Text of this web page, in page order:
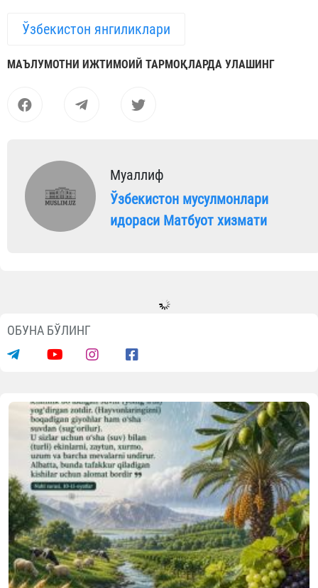
Ўзбекистон янгиликлари
МАЪЛУМОТНИ ИЖТИМОИЙ ТАРМОҚЛАРДА УЛАШИНГ
Муаллиф
Ўзбекистон мусулмонлари
идораси Матбуот хизмати
ОБУНА БЎЛИНГ